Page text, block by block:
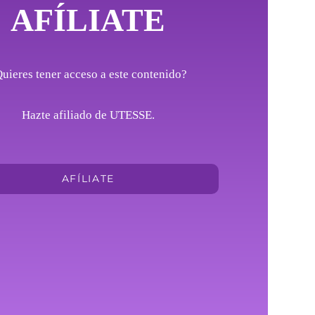
AFÍLIATE
tener acceso a este contenido?
Hazte afiliado de UTESSE.
AFÍLIATE